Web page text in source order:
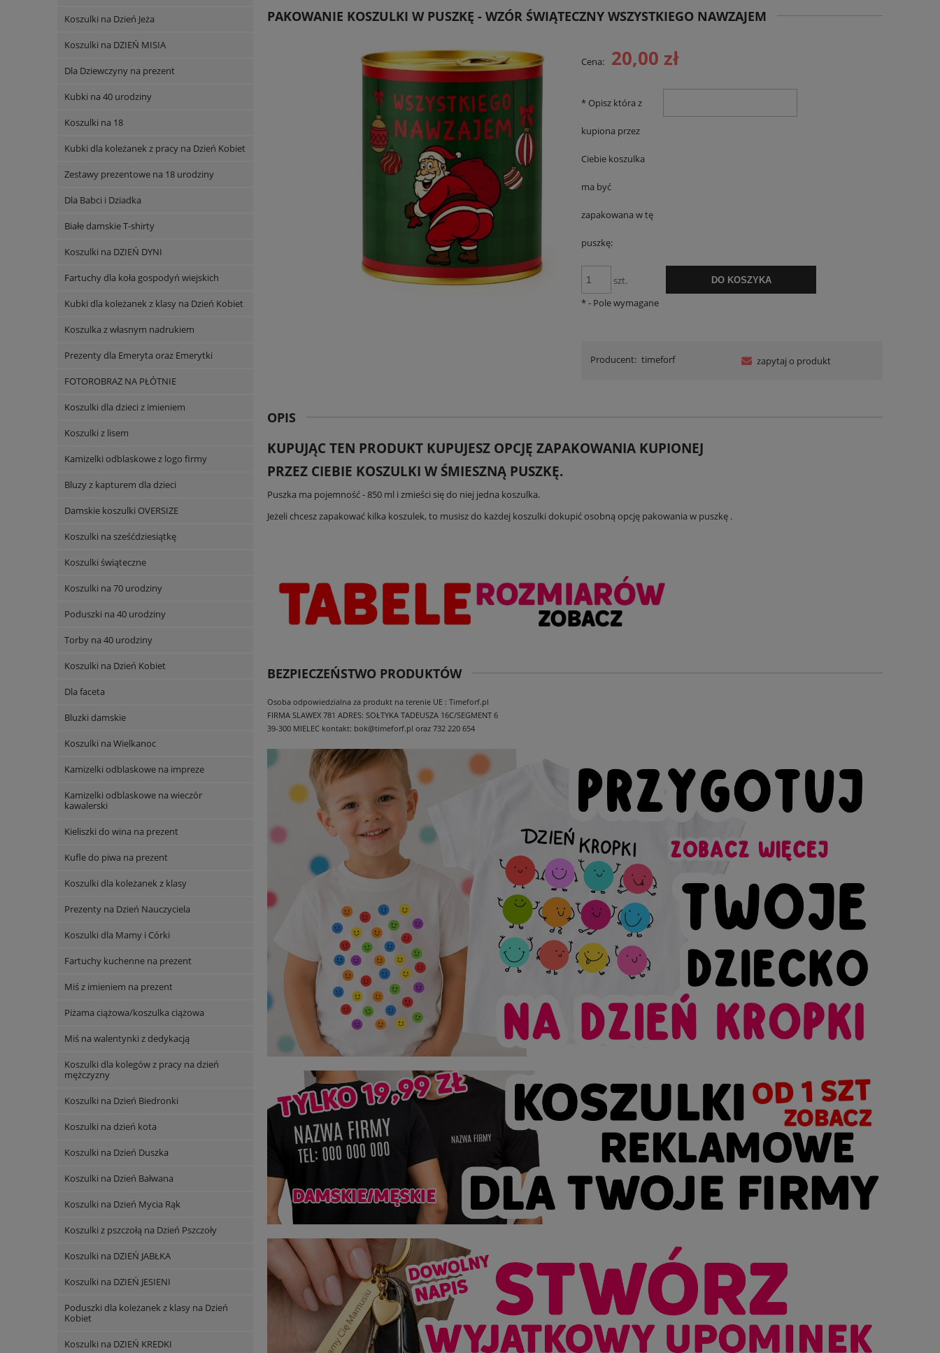
Koszulki na Dzień Jeża
Koszulki na DZIEŃ MISIA
Dla Dziewczyny na prezent
Kubki na 40 urodziny
Koszulki na 18
Kubki dla koleżanek z pracy na Dzień Kobiet
Zestawy prezentowe na 18 urodziny
Dla Babci i Dziadka
Białe damskie T-shirty
Koszulki na DZIEŃ DYNI
Fartuchy dla koła gospodyń wiejskich
Kubki dla koleżanek z klasy na Dzień Kobiet
Koszulka z własnym nadrukiem
Prezenty dla Emeryta oraz Emerytki
FOTOROBRAZ NA PŁÓTNIE
Koszulki dla dzieci z imieniem
Koszulki z lisem
Kamizelki odblaskowe z logo firmy
Bluzy z kapturem dla dzieci
Damskie koszulki OVERSIZE
Koszulki na sześćdziesiątkę
Koszulki świąteczne
Koszulki na 70 urodziny
Poduszki na 40 urodziny
Torby na 40 urodziny
Koszulki na Dzień Kobiet
Dla faceta
Bluzki damskie
Koszulki na Wielkanoc
Kamizelki odblaskowe na impreze
Kamizelki odblaskowe na wieczór
kawalerski
Kieliszki do wina na prezent
Kufle do piwa na prezent
Koszulki dla koleżanek z klasy
Prezenty na Dzień Nauczyciela
Koszulki dla Mamy i Córki
Fartuchy kuchenne na prezent
Miś z imieniem na prezent
Piżama ciążowa/koszulka ciążowa
Miś na walentynki z dedykacją
Koszulki dla kolegów z pracy na dzień
mężczyzny
Koszulki na Dzień Biedronki
Koszulki na dzień kota
Koszulki na Dzień Duszka
Koszulki na Dzień Bałwana
Koszulki na Dzień Mycia Rąk
Koszulki z pszczołą na Dzień Pszczoły
Koszulki na DZIEŃ JABŁKA
Koszulki na DZIEŃ JESIENI
Poduszki dla koleżanek z klasy na Dzień
Kobiet
Koszulki na DZIEŃ KREDKI
PAKOWANIE KOSZULKI W PUSZKĘ - WZÓR ŚWIĄTECZNY WSZYSTKIEGO NAWZAJEM
Cena: 20,00 zł
* Opisz która z
kupiona przez
Ciebie koszulka
ma być
zapakowana w tę
puszkę:
szt. DO KOSZYKA
*- Pole wymagane
Producent: timeforf zapytaj o produkt
OPIS
KUPUJĄC TEN PRODUKT KUPUJESZ OPCJĘ ZAPAKOWANIA KUPIONEJ
PRZEZ CIEBIE KOSZULKI W ŚMIESZNĄ PUSZKĘ.
Puszka ma pojemność - 850 ml i zmieści się do niej jedna koszulka.
Jeżeli chcesz zapakować kilka koszulek, to musisz do każdej koszulki dokupić osobną opcję pakowania w puszkę .
BEZPIECZEŃSTWO PRODUKTÓW
Osoba odpowiedzialna za produkt na terenie UE : Timeforf.pl
FIRMA SLAWEX 781 ADRES: SOŁTYKA TADEUSZA 16C/SEGMENT 6
39-300 MIELEC kontakt: bok@timeforf.pl oraz 732 220 654